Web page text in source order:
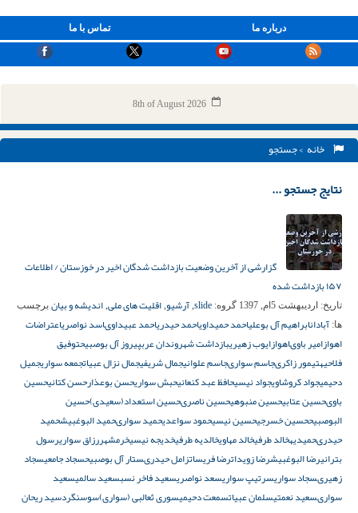
تماس با ما درباره ما
8th of August 2026
خانه > جستجو
نتایج جستجو ...
گزارشی از آخرین وضعیت بازداشت شدگان اخیر در خوزستان / اطلاعات
۱۵۷ بازداشت شده
تاریخ: اردیبهشت 5ام, 1397 گروه: slide
, آرشیو, اقلیت های ملی, اندیشه و بیان برچسب
ها: آبادانابراهیم آل بوعلیاحمد حمیداویاحمد حیدریاحمد عبیداوىاسد نواصریاعتراضات
اهوازامیر باوىاهوازایوب زهیریبازداشت شهروندان عربپیروز آل بوصبیحتوفیق
فلاحیهتيمور زاكرىجاسم سوارىجاسم علوانیجمال شريفىجمال نزال عبیاتجمعه سواریجمیل
دحیمیجواد کروشاویجواد نیسیحافظ عبد كنعانيحبش سواریحسن بوعذارحسن کتانیحسين
باوىحسين عتابىحسين منبوهىحسين ناصرىحسین استعداد(سعیدى)حسین
البوصبیححسین خسرجىحسین نیسیحمود سواعدیحميد سوارىحمید البوغبیشحمید
حیدرىحمیدیهخالد طرفىخالد مهاویخالدیه طرفىخدیجه نیسیخرمشهررزاق سواریرسول
بترانیرضا البوغبیشرضا زویداترضا فريساتزامل حيدرىستار آل بوصبیحسجاد جامعیسجاد
زهيرىسجاد سواریسرتیپ سواریسعد نواصریسعيد فاخر نسبسعید سالمىسعید
سوارىسعید نعمتىسلمان عبیاتسمعت دحیمیسوری ثعالبی (سواری)سوسنگردسيد ريحان